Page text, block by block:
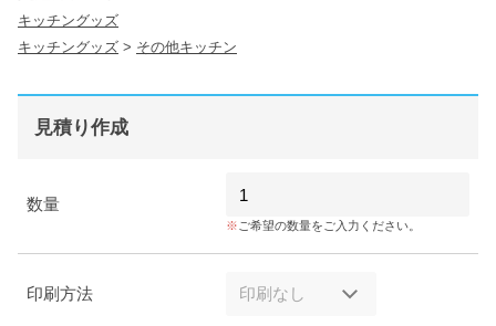
キッチングッズ
キッチングッズ > その他キッチン
見積り作成
数量
ご希望の数量をご入力ください。
印刷方法